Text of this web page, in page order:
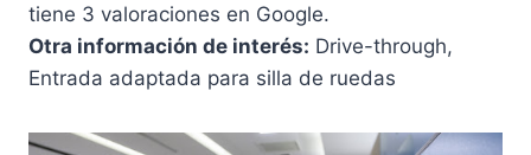
tiene 3 valoraciones en Google.
Otra información de interés: Drive-through,
Entrada adaptada para silla de ruedas